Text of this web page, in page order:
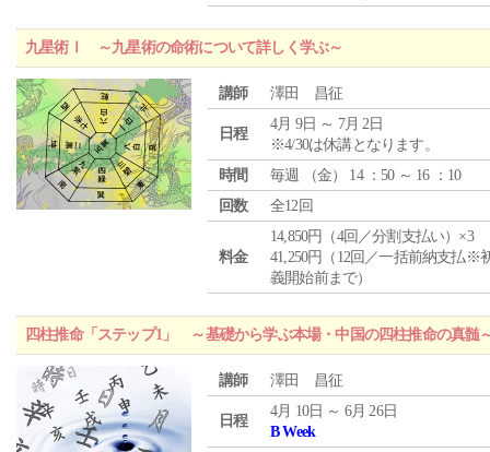
九星術Ⅰ ～九星術の命術について詳しく学ぶ～
講師 澤田 昌征
日程
4月 9日 ～ 7月 2日
※4/30は休講となります。
時間
毎週 （金） 14 ：50 ～ 16 ：10
回数
全12回
料金
14,850円（4回／分割支払い）×3
41,250円（12回／一括前納支払※
義開始前まで）
四柱推命「ステップ1」 ～基礎から学ぶ本場・中国の四柱推命の真髄
講師 澤田 昌征
日程
4月 10日 ～ 6月 26日
B Week